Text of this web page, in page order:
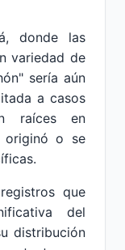
donde las
variedad de
sería aún
a casos
raíces en
originó o se
que
del
distribución